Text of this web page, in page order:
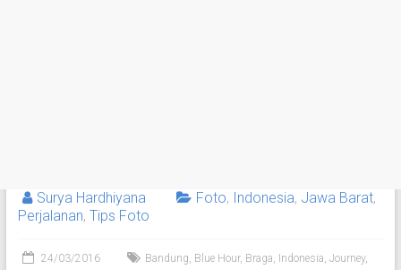
Surya Hardhiyana Foto, Indonesia, Jawa Barat,
Perjalanan, Tips Foto
24/03/2016 Bandung, Blue Hour, Braga, Indonesia, Journey,